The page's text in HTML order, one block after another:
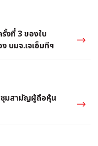
งที่ 3 ของใบ
บมจ.เจเอ็มทีฯ
ชุมสามัญผู้ถือหุ้น